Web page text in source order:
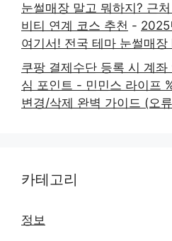
눈썰매장 말고 뭐하지? 근
비티 연계 코스 추천 - 2025
여기서! 전국 테마 눈썰매장
쿠팡 결제수단 등록 시 계
심 포인트 - 민민스 라이프
변경/삭제 완벽 가이드 (오
카테고리
정보